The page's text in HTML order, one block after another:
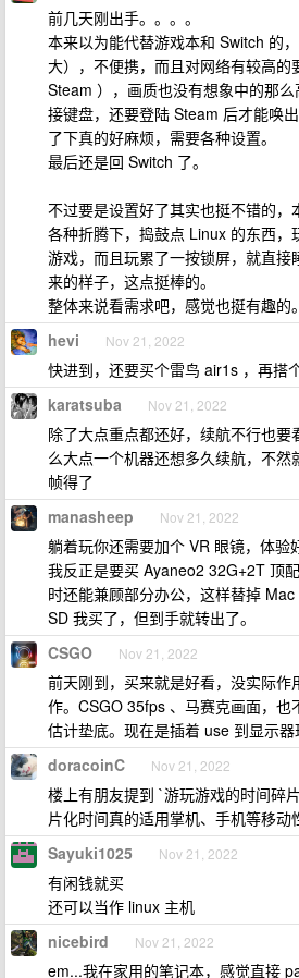
前几天刚出手。。。。
本来以为能代替游戏本和 Switch 的
大），不便携，而且对网络有较高
Steam ），画质也没有想象中的那
接键盘，还要登陆 Steam 后才能唤
了下真的好麻烦，需要各种设置。
最后还是回 Switch 了。
不过要是设置好了其实也挺不错的，
各种折腾下，捣鼓点 Linux 的东西，
游戏，而且玩累了一按锁屏，就直
来的样子，这点挺棒的。
整体来说看需求吧，感觉也挺有趣的。
hevi Nov 21, 2022
快进到，还要买个雷鸟 air1s ，再搭
karatsuba Nov 21, 2022
除了大点重点都还好，续航不行也
么大点一个机器还想多久续航，不
帧得了
manasheep Nov 21, 2022
躺着玩你还需要加个 VR 眼镜，体验
我反正是要买 Ayaneo2 32G+2T 顶
时还能兼顾部分办公，这样替掉 Mac
SD 我买了，但到手就转出了。
CSGO Nov 21, 2022
前天刚到，买来就是好看，没实际作
作。CSGO 35fps 、马赛克画面，也
估计垫底。现在是插着 use 到显示器
doracoinC Nov 21, 2022
楼上有朋友提到 `游玩游戏的时间碎
片化时间真的适用掌机、手机等移
Sayuki1025 Nov 21, 2022
有闲钱就买
还可以当作 linux 主机
nicebird Nov 21, 2022
em...我在家用的笔记本，感觉直接